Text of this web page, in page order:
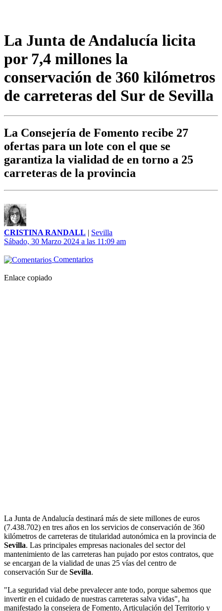
La Junta de Andalucía licita
por 7,4 millones la
conservación de 360 kilómetros
de carreteras del Sur de Sevilla
La Consejería de Fomento recibe 27
ofertas para un lote con el que se
garantiza la vialidad de en torno a 25
carreteras de la provincia
CRISTINA RANDALL | Sevilla
Sábado, 30 Marzo 2024 a las 11:09 am
Comentarios
Enlace copiado
La Junta de Andalucía destinará más de siete millones de euros
(7.438.702) en tres años en los servicios de conservación de 360
kilómetros de carreteras de titularidad autonómica en la provincia de
Sevilla. Las principales empresas nacionales del sector del
mantenimiento de las carreteras han pujado por estos contratos, que
se encargan de la vialidad de unas 25 vías del centro de
conservación Sur de Sevilla.
"La seguridad vial debe prevalecer ante todo, porque sabemos que
invertir en el cuidado de nuestras carreteras salva vidas", ha
manifestado la consejera de Fomento, Articulación del Territorio y